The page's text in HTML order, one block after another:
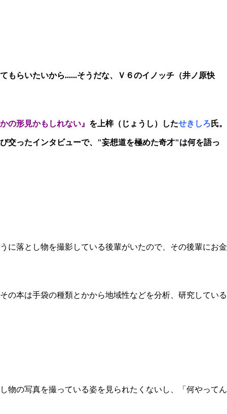
もらいたいから......そうだな、Ｖ６のイノッチ（井ノ原快
の形見かもしれない』 を上梓（じょうし）したせきしろ 氏。
交ったインタビューで、"妄想道を極めた奇才"は何を語っ
落とし物を撮影している後輩がいたので、その後輩にお金
本は手袋の種類とかから地域性などを分析、研究している
の写真を撮っている姿を見られたくないし、「何やってん